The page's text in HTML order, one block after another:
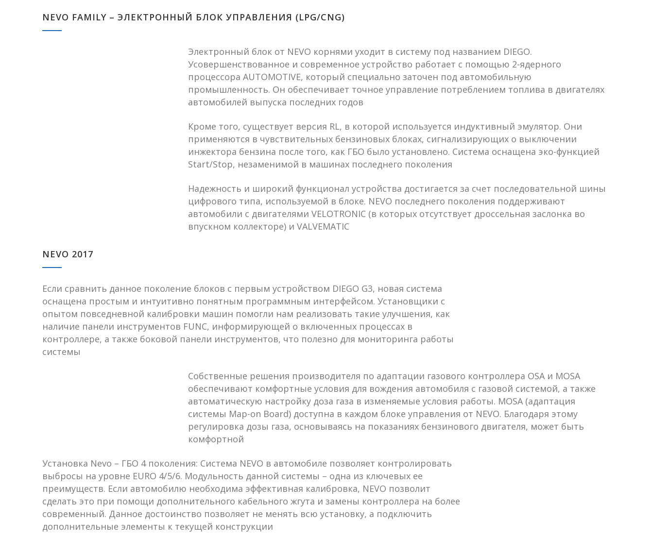
NEVO FAMILY – ЭЛЕКТРОННЫЙ БЛОК УПРАВЛЕНИЯ (LPG/CNG)
Электронный блок от NEVO корнями уходит в систему под названием DIEGO.
Усовершенствованное и современное устройство работает с помощью 2-ядерного
процессора AUTOMOTIVE, который специально заточен под автомобильную
промышленность. Он обеспечивает точное управление потреблением топлива в двигателях
автомобилей выпуска последних годов
Кроме того, существует версия RL, в которой используется индуктивный эмулятор. Они
применяются в чувствительных бензиновых блоках, сигнализирующих о выключении
инжектора бензина после того, как ГБО было установлено. Система оснащена эко-функцией
Start/Stop, незаменимой в машинах последнего поколения
Надежность и широкий функционал устройства достигается за счет последовательной шины
цифрового типа, используемой в блоке. NEVO последнего поколения поддерживают
автомобили с двигателями VELOTRONIC (в которых отсутствует дроссельная заслонка во
впускном коллекторе) и VALVEMATIC
NEVO 2017
Если сравнить данное поколение блоков с первым устройством DIEGO G3, новая система
оснащена простым и интуитивно понятным программным интерфейсом. Установщики с
опытом повседневной калибровки машин помогли нам реализовать такие улучшения, как
наличие панели инструментов FUNC, информирующей о включенных процессах в
контроллере, а также боковой панели инструментов, что полезно для мониторинга работы
системы
Собственные решения производителя по адаптации газового контроллера OSA и MOSA
обеспечивают комфортные условия для вождения автомобиля с газовой системой, а также
автоматическую настройку доза газа в изменяемые условия работы. MOSA (адаптация
системы Map-on Board) доступна в каждом блоке управления от NEVO. Благодаря этому
регулировка дозы газа, основываясь на показаниях бензинового двигателя, может быть
комфортной
Установка Nevo – ГБО 4 поколения: Система NEVO в автомобиле позволяет контролировать
выбросы на уровне EURO 4/5/6. Модульность данной системы – одна из ключевых ее
преимуществ. Если автомобилю необходима эффективная калибровка, NEVO позволит
сделать это при помощи дополнительного кабельного жгута и замены контроллера на более
современный. Данное достоинство позволяет не менять всю установку, а подключить
дополнительные элементы к текущей конструкции